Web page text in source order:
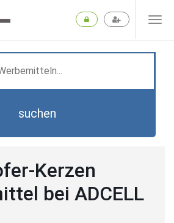
suchen
Kerzen
bei ADCELL